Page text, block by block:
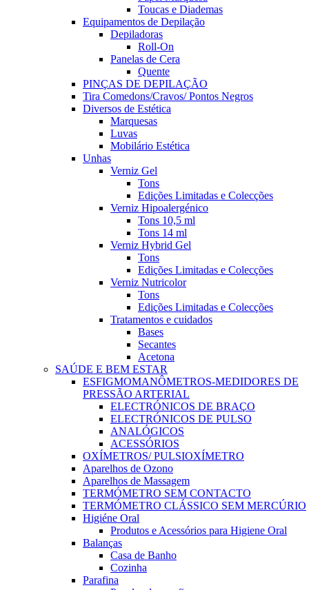
Toucas e Diademas
Equipamentos de Depilação
Depiladoras
Roll-On
Panelas de Cera
Quente
PINÇAS DE DEPILAÇÃO
Tira Comedons/Cravos/ Pontos Negros
Diversos de Estética
Marquesas
Luvas
Mobilário Estética
Unhas
Verniz Gel
Tons
Edições Limitadas e Colecções
Verniz Hipoalergénico
Tons 10,5 ml
Tons 14 ml
Verniz Hybrid Gel
Tons
Edições Limitadas e Colecções
Verniz Nutricolor
Tons
Edições Limitadas e Colecções
Tratamentos e cuidados
Bases
Secantes
Acetona
SAÚDE E BEM ESTAR
ESFIGMOMANÔMETROS-MEDIDORES DE
PRESSÃO ARTERIAL
ELECTRÓNICOS DE BRAÇO
ELECTRÓNICOS DE PULSO
ANALÓGICOS
ACESSÓRIOS
OXÍMETROS/ PULSIOXÍMETRO
Aparelhos de Ozono
Aparelhos de Massagem
TERMÓMETRO SEM CONTACTO
TERMÓMETRO CLÁSSICO SEM MERCÚRIO
Higiéne Oral
Produtos e Acessórios para Higiene Oral
Balanças
Casa de Banho
Cozinha
Parafina